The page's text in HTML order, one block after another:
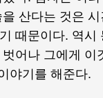
산다는 것은
때문이다. 역시
어나 그에게 이
야기를 해준다.